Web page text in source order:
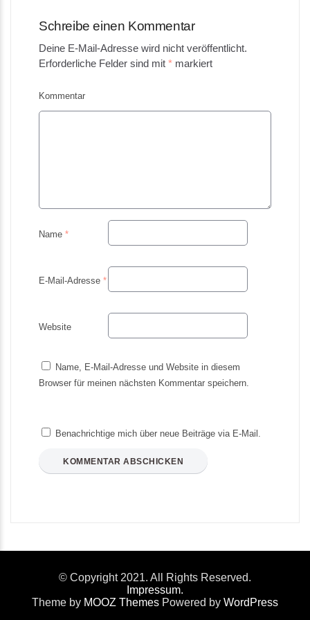
Schreibe einen Kommentar
Deine E-Mail-Adresse wird nicht veröffentlicht.
Erforderliche Felder sind mit * markiert
Kommentar
Name *
E-Mail-Adresse *
Website
Name, E-Mail-Adresse und Website in diesem
Browser für meinen nächsten Kommentar speichern.
Benachrichtige mich über neue Beiträge via E-Mail.
© Copyright 2021. All Rights Reserved.
Impressum.
Theme by MOOZ Themes Powered by WordPress